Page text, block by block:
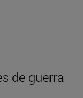
de guerra